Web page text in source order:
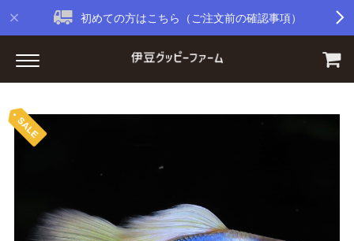
初めての方はこちら（ご注文前の確認事項）